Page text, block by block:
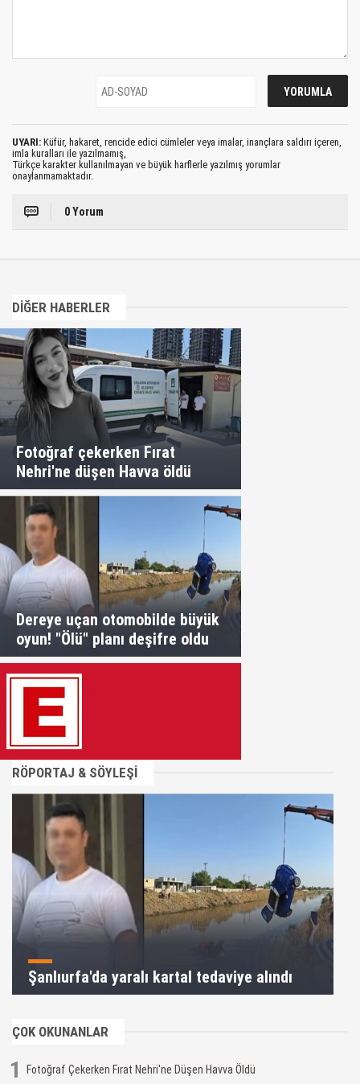
UYARI: Küfür, hakaret, rencide edici cümleler veya imalar, inançlara saldırı içeren,
imla kuralları ile yazılmamış,
Türkçe karakter kullanılmayan ve büyük harflerle yazılmış yorumlar
onaylanmamaktadır.
0 Yorum
DİĞER HABERLER
Fotoğraf çekerken Fırat
Nehri'ne düşen Havva öldü
Dereye uçan otomobilde büyük
oyun! "Ölü" planı deşifre oldu
RÖPORTAJ & SÖYLEŞİ
Şanlıurfa'da yaralı kartal tedaviye alındı
ÇOK OKUNANLAR
1 Fotoğraf Çekerken Fırat Nehri'ne Düşen Havva Öldü